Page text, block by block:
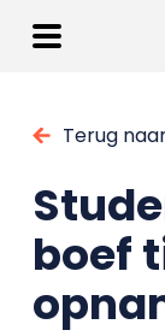
Terug
boef